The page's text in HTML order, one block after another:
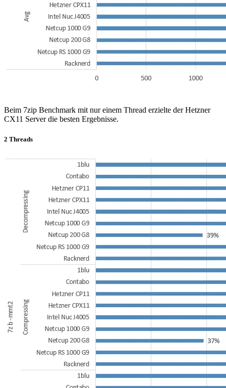
Beim 7zip Benchmark mit nur einem Thread erzielte der Hetzner
CX11 Server die besten Ergebnisse.
2 Threads